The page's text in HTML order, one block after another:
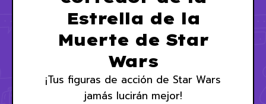
Estrella de la
Muerte de Star
Wars
¡Tus figuras de acción de Star Wars
jamás lucirán mejor!